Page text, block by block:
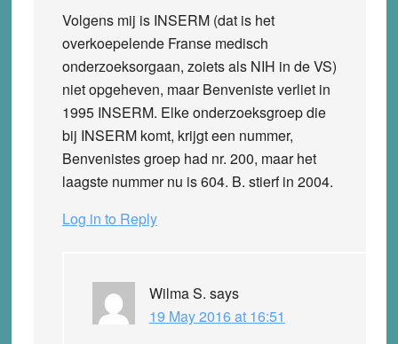
Volgens mij is INSERM (dat is het
overkoepelende Franse medisch
onderzoeksorgaan, zoiets als NIH in de VS)
niet opgeheven, maar Benveniste verliet in
1995 INSERM. Elke onderzoeksgroep die
bij INSERM komt, krijgt een nummer,
Benvenistes groep had nr. 200, maar het
laagste nummer nu is 604. B. stierf in 2004.
Log in to Reply
Wilma S. says
19 May 2016 at 16:51